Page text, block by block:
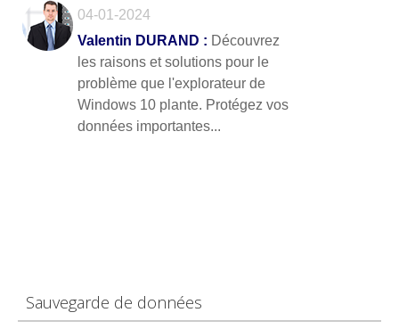
04-01-2024
Valentin DURAND : Découvrez
les raisons et solutions pour le
problème que l'explorateur de
Windows 10 plante. Protégez vos
données importantes...
Sauvegarde de données